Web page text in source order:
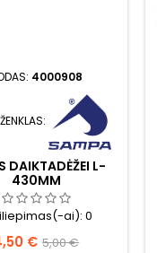
4000908
DAIKTADĖŽEI L-
430MM
ai):0
€ Bazinė
5,00 €